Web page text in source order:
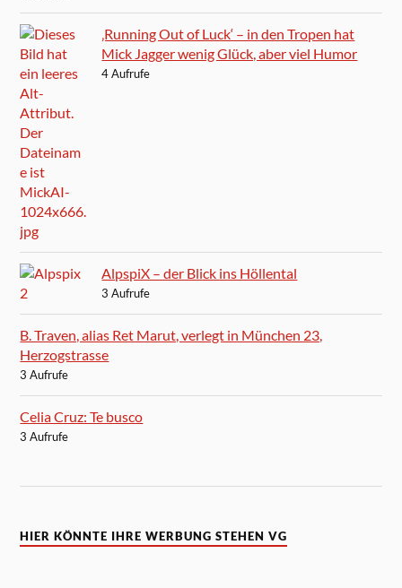
‚Running Out of Luck‘ – in den Tropen hat
Mick Jagger wenig Glück, aber viel Humor
4 Aufrufe
AlpspiX – der Blick ins Höllental
3 Aufrufe
B. Traven, alias Ret Marut, verlegt in München 23,
Herzogstrasse
3 Aufrufe
Celia Cruz: Te busco
3 Aufrufe
HIER KÖNNTE IHRE WERBUNG STEHEN VG